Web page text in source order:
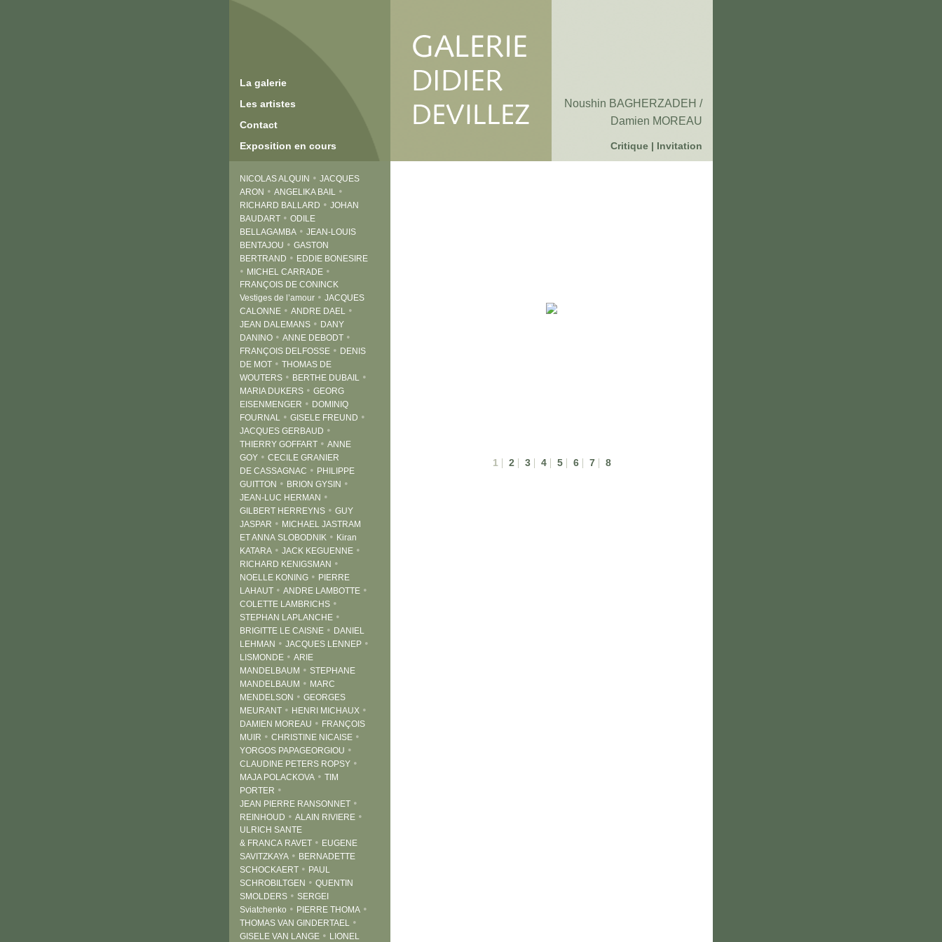
La galerie
Les artistes
Contact
Exposition en cours
Noushin BAGHERZADEH /
Damien MOREAU
Critique | Invitation
NICOLAS ALQUIN • JACQUES
ARON • ANGELIKA BAIL •
RICHARD BALLARD • JOHAN
BAUDART • ODILE
BELLAGAMBA • JEAN-LOUIS
BENTAJOU • GASTON
BERTRAND • EDDIE BONESIRE
• MICHEL CARRADE •
FRANÇOIS DE CONINCK
Vestiges de l’amour • JACQUES
CALONNE • ANDRE DAEL •
JEAN DALEMANS • DANY
DANINO • ANNE DEBODT •
FRANÇOIS DELFOSSE • DENIS
DE MOT • THOMAS DE
WOUTERS • BERTHE DUBAIL •
MARIA DUKERS • GEORG
EISENMENGER • DOMINIQ
FOURNAL • GISELE FREUND •
JACQUES GERBAUD •
THIERRY GOFFART • ANNE
GOY • CECILE GRANIER
DE CASSAGNAC • PHILIPPE
GUITTON • BRION GYSIN •
JEAN-LUC HERMAN •
GILBERT HERREYNS • GUY
JASPAR • MICHAEL JASTRAM
ET ANNA SLOBODNIK • Kiran
KATARA • JACK KEGUENNE •
RICHARD KENIGSMAN •
NOELLE KONING • PIERRE
LAHAUT • ANDRE LAMBOTTE •
COLETTE LAMBRICHS •
STEPHAN LAPLANCHE •
BRIGITTE LE CAISNE • DANIEL
LEHMAN • JACQUES LENNEP •
LISMONDE • ARIE
MANDELBAUM • STEPHANE
MANDELBAUM • MARC
MENDELSON • GEORGES
MEURANT • HENRI MICHAUX •
DAMIEN MOREAU • FRANÇOIS
MUIR • CHRISTINE NICAISE •
YORGOS PAPAGEORGIOU •
CLAUDINE PETERS ROPSY •
MAJA POLACKOVA • TIM
PORTER •
JEAN PIERRE RANSONNET •
REINHOUD • ALAIN RIVIERE •
ULRICH SANTE
& FRANCA RAVET • EUGENE
SAVITZKAYA • BERNADETTE
SCHOCKAERT • PAUL
SCHROBILTGEN • QUENTIN
SMOLDERS • SERGEI
Sviatchenko • PIERRE THOMA •
THOMAS VAN GINDERTAEL •
GISELE VAN LANGE • LIONEL
1 | 2 | 3 | 4 | 5 | 6 | 7 | 8